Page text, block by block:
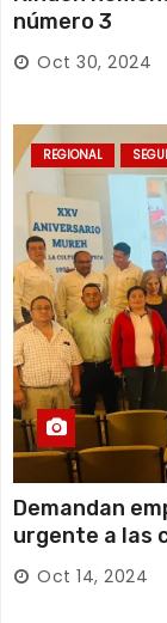
número 3
Oct 30, 2024
REGIONAL
Demandan
urgente a las
Oct 14, 2024